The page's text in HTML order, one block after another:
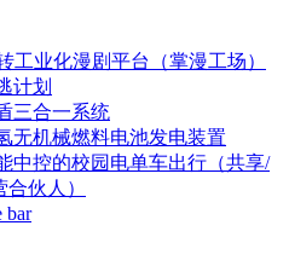
工业化漫剧平台（掌漫工场）
计划
三合一系统
无机械燃料电池发电装置
中控的校园电单车出行（共享/
伙人）
bar